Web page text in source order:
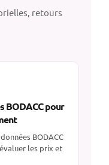
retours
BODACC pour
BODACC
les prix et